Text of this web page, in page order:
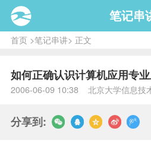
笔记串
首页>笔记串讲> 正文
如何正确认识计算机应用专
2006-06-09 10:38 北京大学信息技
分享到: